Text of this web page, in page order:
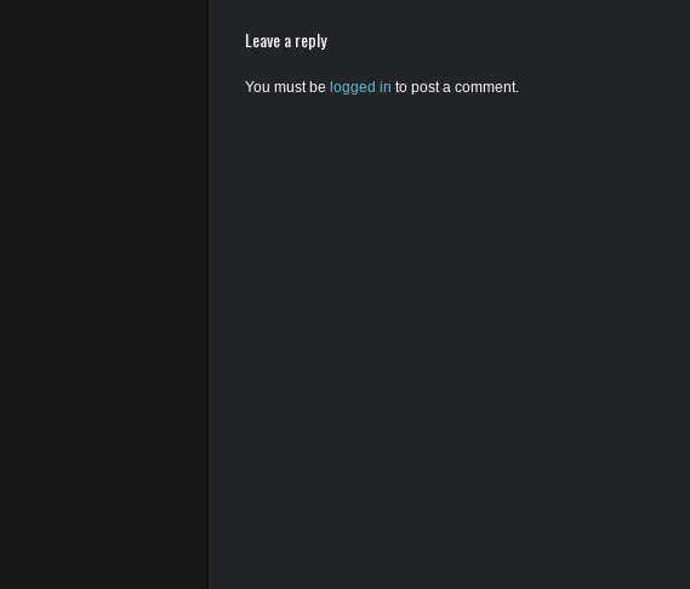
Leave a reply
You must be logged in to post a comment.